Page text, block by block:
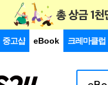
중고샵 eBook 크레마클럽